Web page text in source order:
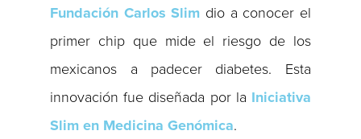
Fundación Carlos Slim dio a conocer el
primer chip que mide el riesgo de los
mexicanos a padecer diabetes. Esta
innovación fue diseñada por la Iniciativa
Slim en Medicina Genómica.